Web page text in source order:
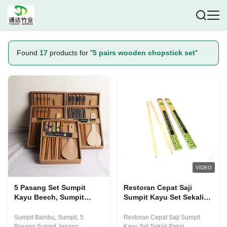
Found 17 products for "5 pairs wooden chopstick set"
5 Pasang Set Sumpit
Kayu Beech, Sumpit
Kembali Dengan Kotak
Sumpit Bambu, Sumpit, 5
VIDEO
Restoran Cepat Saji
Sumpit Kayu Set Sekali
Kantong Plastik
Restoran Cepat Saji Sumpit